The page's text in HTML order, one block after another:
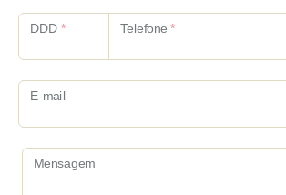
DDD* Telefone*
E-mail
Mensagem